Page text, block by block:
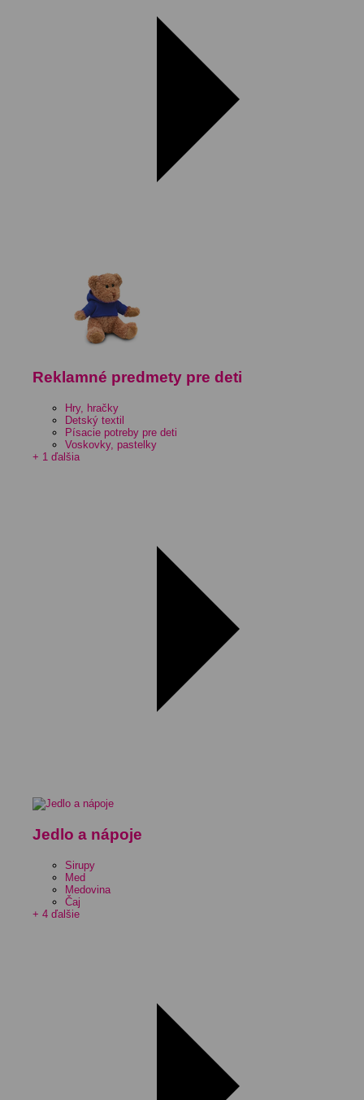
Reklamné predmety pre deti
Hry, hračky
Detský textil
Písacie potreby pre deti
Voskovky, pastelky
+ 1 ďalšia
Jedlo a nápoje
Sirupy
Med
Medovina
Čaj
+ 4 ďalšie